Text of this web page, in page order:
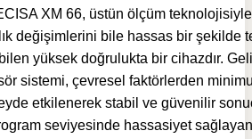
XM 66, üstün ölçüm
değişimlerini bile hassas bir şekilde
yüksek doğrulukta bir cihazdır.
sistemi, çevresel faktörlerden
etkilenerek stabil ve güvenilir
seviyesinde hassasiyet